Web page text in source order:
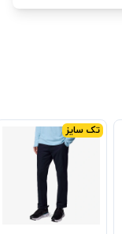
تک سایز